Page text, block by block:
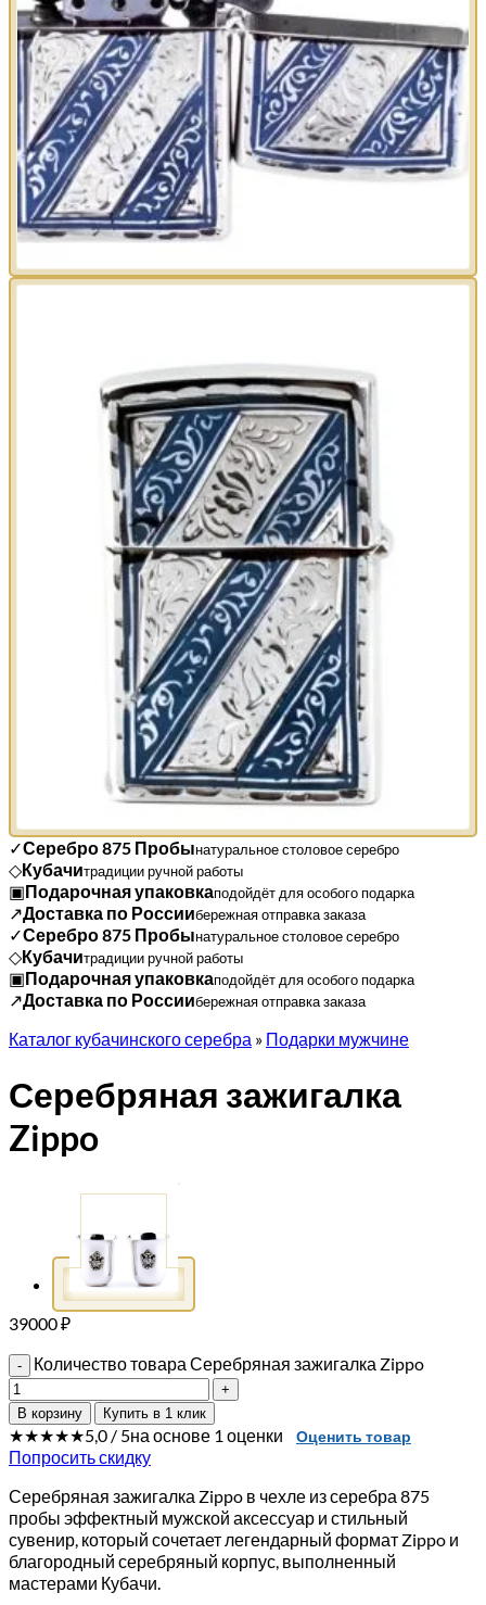
✓Серебро 875 Пробынатуральное столовое серебро
◇Кубачитрадиции ручной работы
▣Подарочная упаковкаподойдёт для особого подарка
↗Доставка по Россиибережная отправка заказа
✓Серебро 875 Пробынатуральное столовое серебро
◇Кубачитрадиции ручной работы
▣Подарочная упаковкаподойдёт для особого подарка
↗Доставка по Россиибережная отправка заказа
Каталог кубачинского серебра » Подарки мужчине
Серебряная зажигалка
Zippo
39000₽
Количество товара Серебряная зажигалка Zippo
В корзину Купить в 1 клик
★★★★★5,0 / 5на основе 1 оценки Оценить товар
Попросить скидку
Серебряная зажигалка Zippo в чехле из серебра 875
пробы эффектный мужской аксессуар и стильный
сувенир, который сочетает легендарный формат Zippo и
благородный серебряный корпус, выполненный
мастерами Кубачи.